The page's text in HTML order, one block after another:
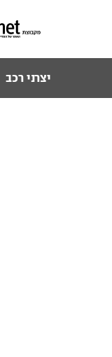
יצרני רכב